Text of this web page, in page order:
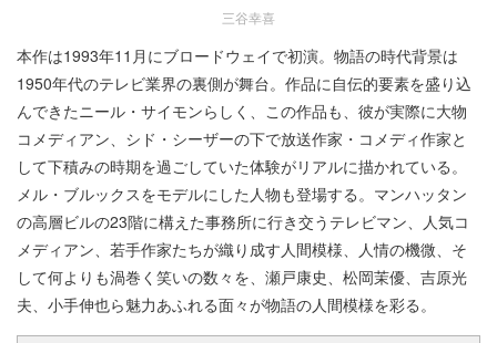
三谷幸喜
本作は1993年11月にブロードウェイで初演。物語の時代背景は
1950年代のテレビ業界の裏側が舞台。作品に自伝的要素を盛り込
んできたニール・サイモンらしく、この作品も、彼が実際に大物
コメディアン、シド・シーザーの下で放送作家・コメディ作家と
して下積みの時期を過ごしていた体験がリアルに描かれている。
メル・ブルックスをモデルにした人物も登場する。マンハッタン
の高層ビルの23階に構えた事務所に行き交うテレビマン、人気コ
メディアン、若手作家たちが織り成す人間模様、人情の機微、そ
して何よりも渦巻く笑いの数々を、瀬戸康史、松岡茉優、吉原光
夫、小手伸也ら魅力あふれる面々が物語の人間模様を彩る。